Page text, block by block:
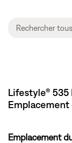
Lifestyle®
Emplacement
Emplacement